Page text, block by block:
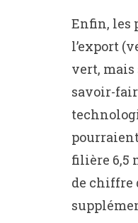
Enfin, les
l’export
vert, mais
savoir-
filière 6,5
de chiffre